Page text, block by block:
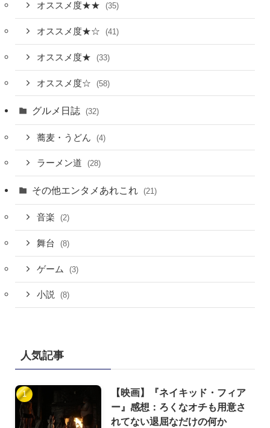
オススメ度★★ (35)
オススメ度★☆ (41)
オススメ度★ (33)
オススメ度☆ (58)
グルメ日誌 (32)
蕎麦・うどん (4)
ラーメン道 (28)
その他エンタメあれこれ (21)
音楽 (2)
舞台 (8)
ゲーム (3)
小説 (8)
人気記事
【映画】『ネイキッド・フィア
ー』感想：ろくなオチも用意さ
れてない退屈なだけの何か